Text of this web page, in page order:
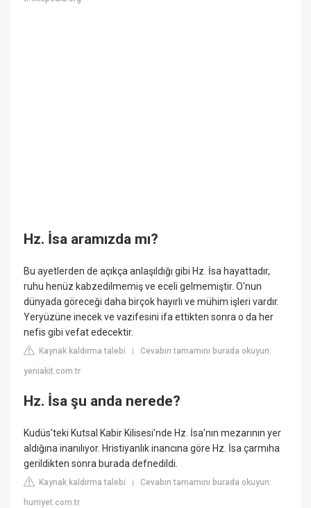
Hz. İsa aramızda mı?
Bu ayetlerden de açıkça anlaşıldığı gibi Hz. İsa hayattadır,
ruhu henüz kabzedilmemiş ve eceli gelmemiştir. O'nun
dünyada göreceği daha birçok hayırlı ve mühim işleri vardır.
Yeryüzüne inecek ve vazifesini ifa ettikten sonra o da her
nefis gibi vefat edecektir.
Kaynak kaldırma talebi |Cevabın tamamını burada okuyun:
yeniakit.com.tr
Hz. İsa şu anda nerede?
Kudüs'teki Kutsal Kabir Kilisesi'nde Hz. İsa'nın mezarının yer
aldığına inanılıyor. Hristiyanlık inancına göre Hz. İsa çarmıha
gerildikten sonra burada defnedildi.
Kaynak kaldırma talebi |Cevabın tamamını burada okuyun:
hurriyet.com.tr